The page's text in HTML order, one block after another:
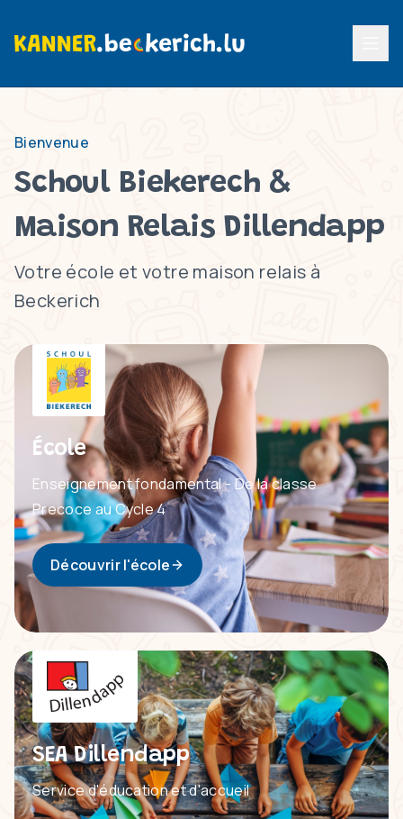
Bienvenue
Schoul Biekerech &
Maison Relais Dillendapp
Votre école et votre maison relais à
Beckerich
École
Enseignement fondamental - De la classe
Precoce au Cycle 4
Découvrir l'école
SEA Dillendapp
Service d'éducation et d'accueil